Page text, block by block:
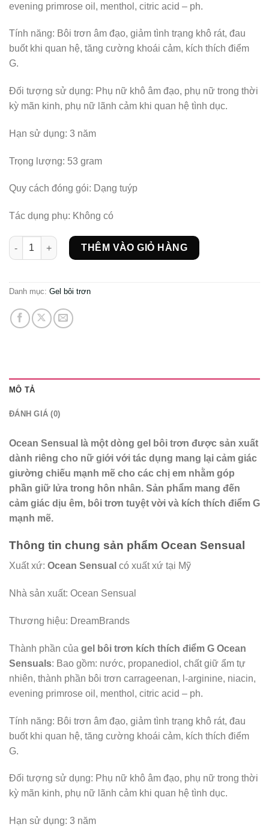
evening primrose oil, menthol, citric acid – ph.
Tính năng: Bôi trơn âm đạo, giảm tình trạng khô rát, đau
buốt khi quan hệ, tăng cường khoái cảm, kích thích điểm
G.
Đối tượng sử dụng: Phụ nữ khô âm đạo, phụ nữ trong thời
kỳ mãn kinh, phụ nữ lãnh cảm khi quan hệ tình dục.
Hạn sử dụng: 3 năm
Trọng lượng: 53 gram
Quy cách đóng gói: Dạng tuýp
Tác dụng phụ: Không có
Gel bôi trơn kích thích điểm G cho nữ Ocean Sensual mang
THÊM VÀO GIỎ HÀNG
Danh mục: Gel bôi trơn
MÔ TẢ
ĐÁNH GIÁ (0)
Ocean Sensual là một dòng gel bôi trơn được sản xuất
dành riêng cho nữ giới với tác dụng mang lại cảm giác
giường chiếu mạnh mẽ cho các chị em nhằm góp
phần giữ lửa trong hôn nhân. Sản phẩm mang đến
cảm giác dịu êm, bôi trơn tuyệt vời và kích thích điểm G
mạnh mẽ.
Thông tin chung sản phẩm Ocean Sensual
Xuất xứ: Ocean Sensual có xuất xứ tại Mỹ
Nhà sản xuất: Ocean Sensual
Thương hiệu: DreamBrands
Thành phần của gel bôi trơn kích thích điểm G Ocean
Sensuals: Bao gồm: nước, propanediol, chất giữ ẩm tự
nhiên, thành phần bôi trơn carrageenan, l-arginine, niacin,
evening primrose oil, menthol, citric acid – ph.
Tính năng: Bôi trơn âm đạo, giảm tình trạng khô rát, đau
buốt khi quan hệ, tăng cường khoái cảm, kích thích điểm
G.
Đối tượng sử dụng: Phụ nữ khô âm đạo, phụ nữ trong thời
kỳ mãn kinh, phụ nữ lãnh cảm khi quan hệ tình dục.
Hạn sử dụng: 3 năm